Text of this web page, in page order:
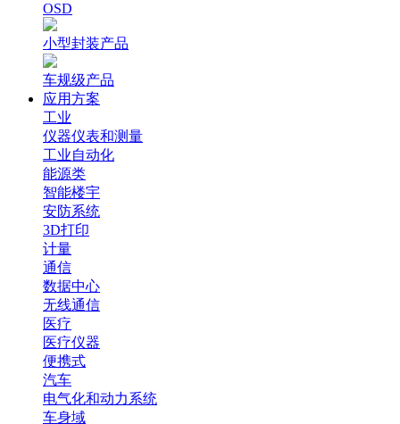
OSD
小型封装产品
车规级产品
应用方案
工业
仪器仪表和测量
工业自动化
能源类
智能楼宇
安防系统
3D打印
计量
通信
数据中心
无线通信
医疗
医疗仪器
便携式
汽车
电气化和动力系统
车身域